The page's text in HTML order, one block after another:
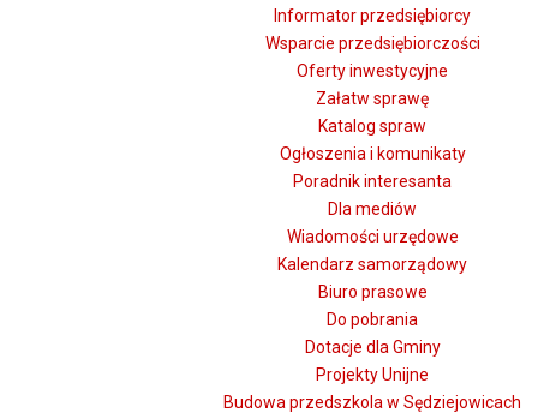
Informator przedsiębiorcy
Wsparcie przedsiębiorczości
Oferty inwestycyjne
Załatw sprawę
Katalog spraw
Ogłoszenia i komunikaty
Poradnik interesanta
Dla mediów
Wiadomości urzędowe
Kalendarz samorządowy
Biuro prasowe
Do pobrania
Dotacje dla Gminy
Projekty Unijne
Budowa przedszkola w Sędziejowicach